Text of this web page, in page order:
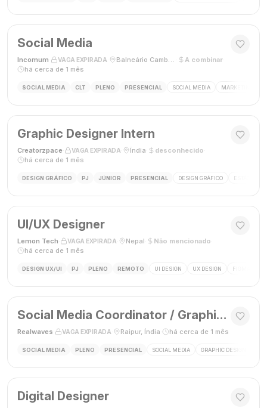
Social Media
Incomum VAGA EXPIRADA Balneário Camboriú, SC A combinar·
há cerca de 1 mês
SOCIAL MEDIA CLT PLENO PRESENCIAL SOCIAL MEDIA MARKETING
Graphic Designer Intern
Creatorzpace VAGA EXPIRADA Índia desconhecido
há cerca de 1 mês
DESIGN GRÁFICO PJ JÚNIOR PRESENCIAL DESIGN GRÁFICO ESTÁGIO
UI/UX Designer
Lemon Tech VAGA EXPIRADA Nepal Não mencionado
há cerca de 1 mês
DESIGN UX/UI PJ PLENO REMOTO UI DESIGN UX DESIGN FIGMA
Social Media Coordinator / Graphic Designer
Realwaves VAGA EXPIRADA Raipur, Índia há cerca de 1 mês
SOCIAL MEDIA PLENO PRESENCIAL SOCIAL MEDIA GRAPHIC DESIGN
Digital Designer